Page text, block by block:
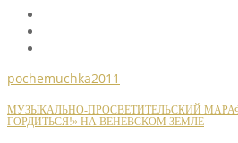
pochemuchka2011
МУЗЫКАЛЬНО-ПРОСВЕТИТЕЛЬСКИЙ
ГОРДИТЬСЯ!» НА ВЕНЕВСКОМ ЗЕМЛЕ